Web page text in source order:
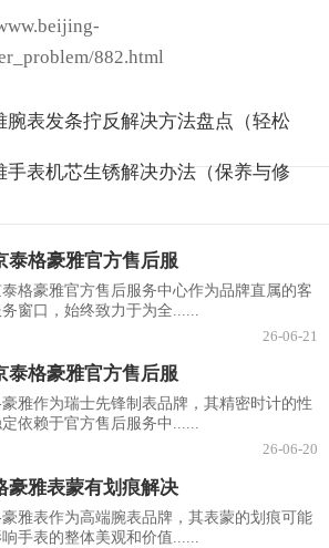
882.html
腕表发条拧反解决方法盘点（轻松
手表机芯生锈解决办法（保养与修
泰格豪雅官方售后服
格豪雅官方售后服务中心作为品牌直属的客
务窗口，始终致力于为全......
26-06-21
泰格豪雅官方售后服
雅作为瑞士先锋制表品牌，其精密时计的性
依赖于官方售后服务中......
26-06-20
豪雅表蒙有划痕解决
雅表作为高端腕表品牌，其表蒙的划痕可能
手表的整体美观和价值......